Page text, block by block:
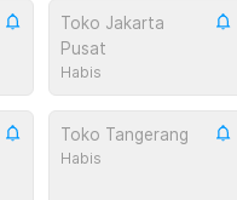
Toko Jakarta
Pusat
Habis
Toko Tangerang
Habis